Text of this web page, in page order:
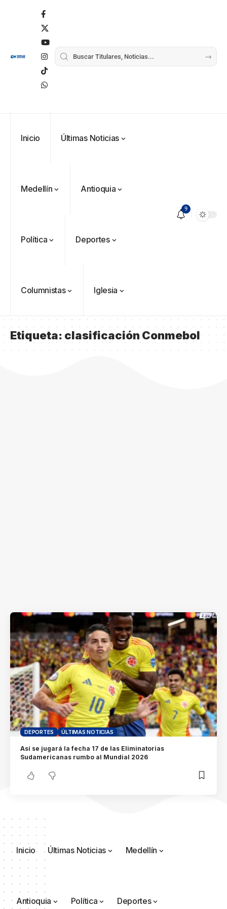
Inicio Últimas Noticias
Medellín Antioquia
Política Deportes
Columnistas Iglesia
9
Etiqueta:clasificación Conmebol
DEPORTES ÚLTIMAS NOTICIAS
Así se jugará la fecha 17 de las Eliminatorias
Sudamericanas rumbo al Mundial 2026
Inicio Últimas Noticias Medellín
Antioquia Política Deportes